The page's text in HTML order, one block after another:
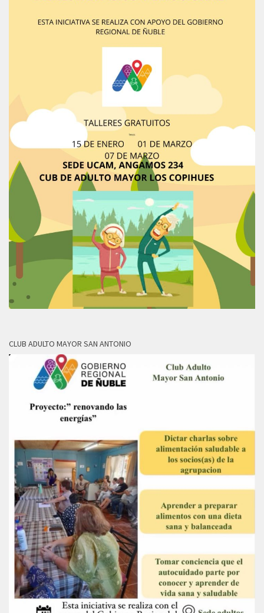
CLUB ADULTO MAYOR SAN ANTONIO